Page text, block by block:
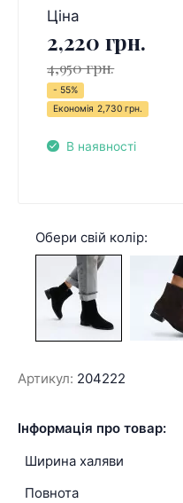
Ціна
2,220 грн.
4,950 грн.
- 55%
Економія 2,730 грн.
В наявності
Обери свій колір:
Артикул: 204222
Інформація про товар:
Ширина халяви
Повнота